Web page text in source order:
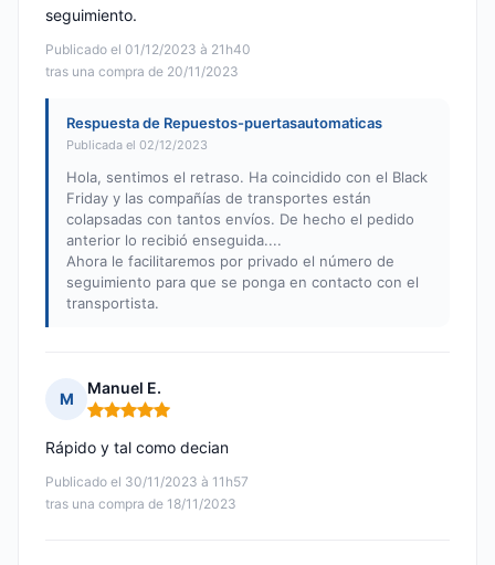
Publicado el 01/12/2023 à 21h40
tras una compra de 20/11/2023
seguimiento.
Respuesta de Repuestos-puertasautomaticas
Publicada el 02/12/2023
Hola, sentimos el retraso. Ha coincidido con el Black
Friday y las compañías de transportes están
colapsadas con tantos envíos. De hecho el pedido
anterior lo recibió enseguida....
Ahora le facilitaremos por privado el número de
seguimiento para que se ponga en contacto con el
transportista.
M
Manuel E.
Nota: 5 de 5
Publicado el 30/11/2023 à 11h57
tras una compra de 18/11/2023
Rápido y tal como decian